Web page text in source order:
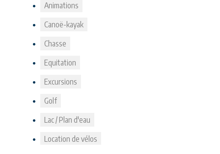
Animations
Canoë-kayak
Chasse
Equitation
Excursions
Golf
Lac / Plan d'eau
Location de vélos